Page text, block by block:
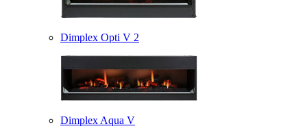
Dimplex Opti V 2
Dimplex Aqua V